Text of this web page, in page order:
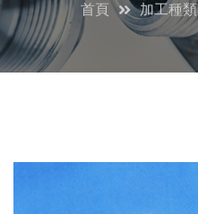
首頁 加工種類